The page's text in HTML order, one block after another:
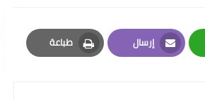
إرسال
Email
طباعة
Print